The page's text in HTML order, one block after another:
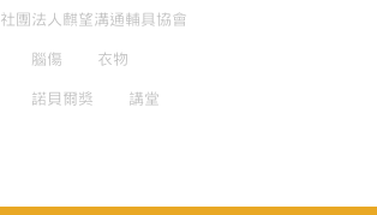
社團法人麒望溝通輔具協會
腦傷 衣物
諾貝爾獎 講堂